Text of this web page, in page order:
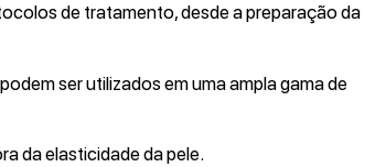
de tratamento, desde a preparação da
ser utilizados em uma ampla gama de
da elasticidade da pele.